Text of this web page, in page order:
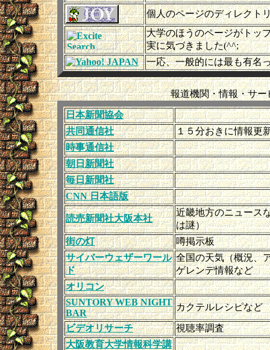
個人のページのディレクト
大学のほうのページがトッ
実に気づきました(^^;
一応、一般的には最も有名
報道機関・情報・サー
日本新聞協会
共同通信社
１５分おきに情報更
時事通信社
朝日新聞社
毎日新聞社
CNN 日本語版
読売新聞社大阪本社
近畿地方のニュース
は謎）
街の灯
噂掲示板
サイバーウェザーワール
ド
全国の天気（概況、
ゲレンデ情報など
オリコン
SUNTORY WEB NIGHT
BAR
カクテルレシピなど
ビデオリサーチ
視聴率調査
大阪教育大学情報科学講